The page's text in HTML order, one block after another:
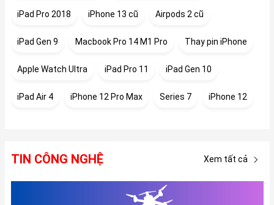
iPad Pro 2018 iPhone 13 cũ Airpods 2 cũ
iPad Gen 9 Macbook Pro 14 M1 Pro Thay pin iPhone
Apple Watch Ultra iPad Pro 11 iPad Gen 10
iPad Air 4 iPhone 12 Pro Max Series 7 iPhone 12
TIN CÔNG NGHỆ Xem tất cả